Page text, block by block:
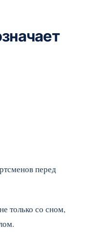
перед
только со сном,